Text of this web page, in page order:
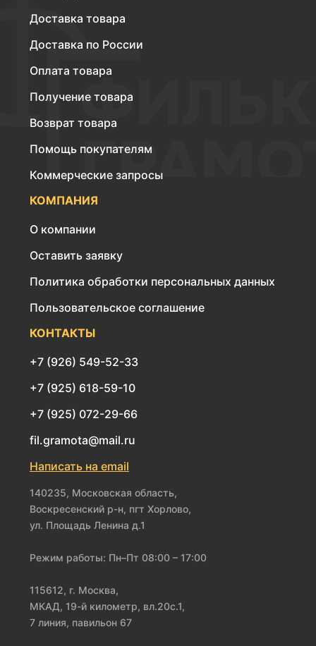
Доставка товара
Доставка по России
Оплата товара
Получение товара
Возврат товара
Помощь покупателям
Коммерческие запросы
КОМПАНИЯ
О компании
Оставить заявку
Политика обработки персональных данных
Пользовательское соглашение
КОНТАКТЫ
+7 (926) 549-52-33
+7 (925) 618-59-10
+7 (925) 072-29-66
fil.gramota@mail.ru
Написать на email
140235, Московская область,
Воскресенский р-н, пгт Хорлово,
ул. Площадь Ленина д.1
Режим работы: Пн–Пт 08:00 – 17:00
115612, г. Москва,
МКАД, 19-й километр, вл.20с.1,
7 линия, павильон 67